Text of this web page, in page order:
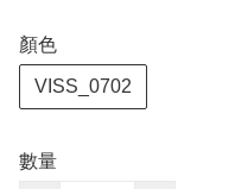
顏色
VISS_0702
數量